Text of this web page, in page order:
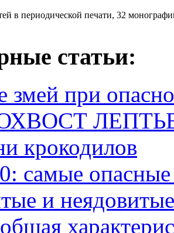
в периодической печати, 32
статьи:
змей при
крокодилов
самые
и